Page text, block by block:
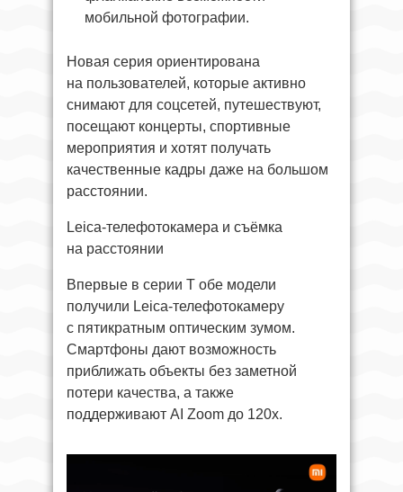
мобильной фотографии.
Новая серия ориентирована
на пользователей, которые активно
снимают для соцсетей, путешествуют,
посещают концерты, спортивные
мероприятия и хотят получать
качественные кадры даже на большом
расстоянии.
Leica-телефотокамера и съёмка
на расстоянии
Впервые в серии T обе модели
получили Leica-телефотокамеру
с пятикратным оптическим зумом.
Смартфоны дают возможность
приближать объекты без заметной
потери качества, а также
поддерживают AI Zoom до 120x.